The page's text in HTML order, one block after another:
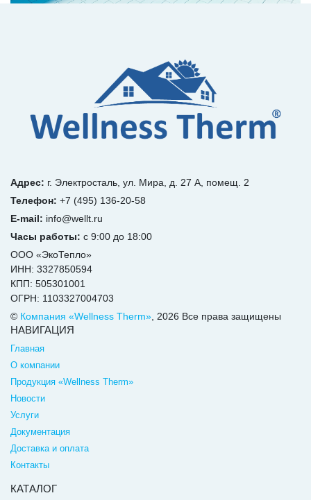
Адрес: г. Электросталь, ул. Мира, д. 27 А, помещ. 2
Телефон: +7 (495) 136-20-58
E-mail: info@wellt.ru
Часы работы: с 9:00 до 18:00
ООО «ЭкоТепло»
ИНН: 3327850594
КПП: 505301001
ОГРН: 1103327004703
© Компания «Wellness Therm» , 2026 Все права защищены
НАВИГАЦИЯ
Главная
О компании
Продукция «Wellness Therm»
Новости
Услуги
Документация
Доставка и оплата
Контакты
КАТАЛОГ